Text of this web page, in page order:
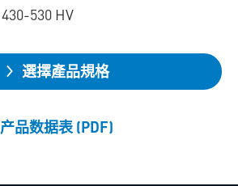
430-530 HV
選擇產品規格
产品数据表 (PDF)